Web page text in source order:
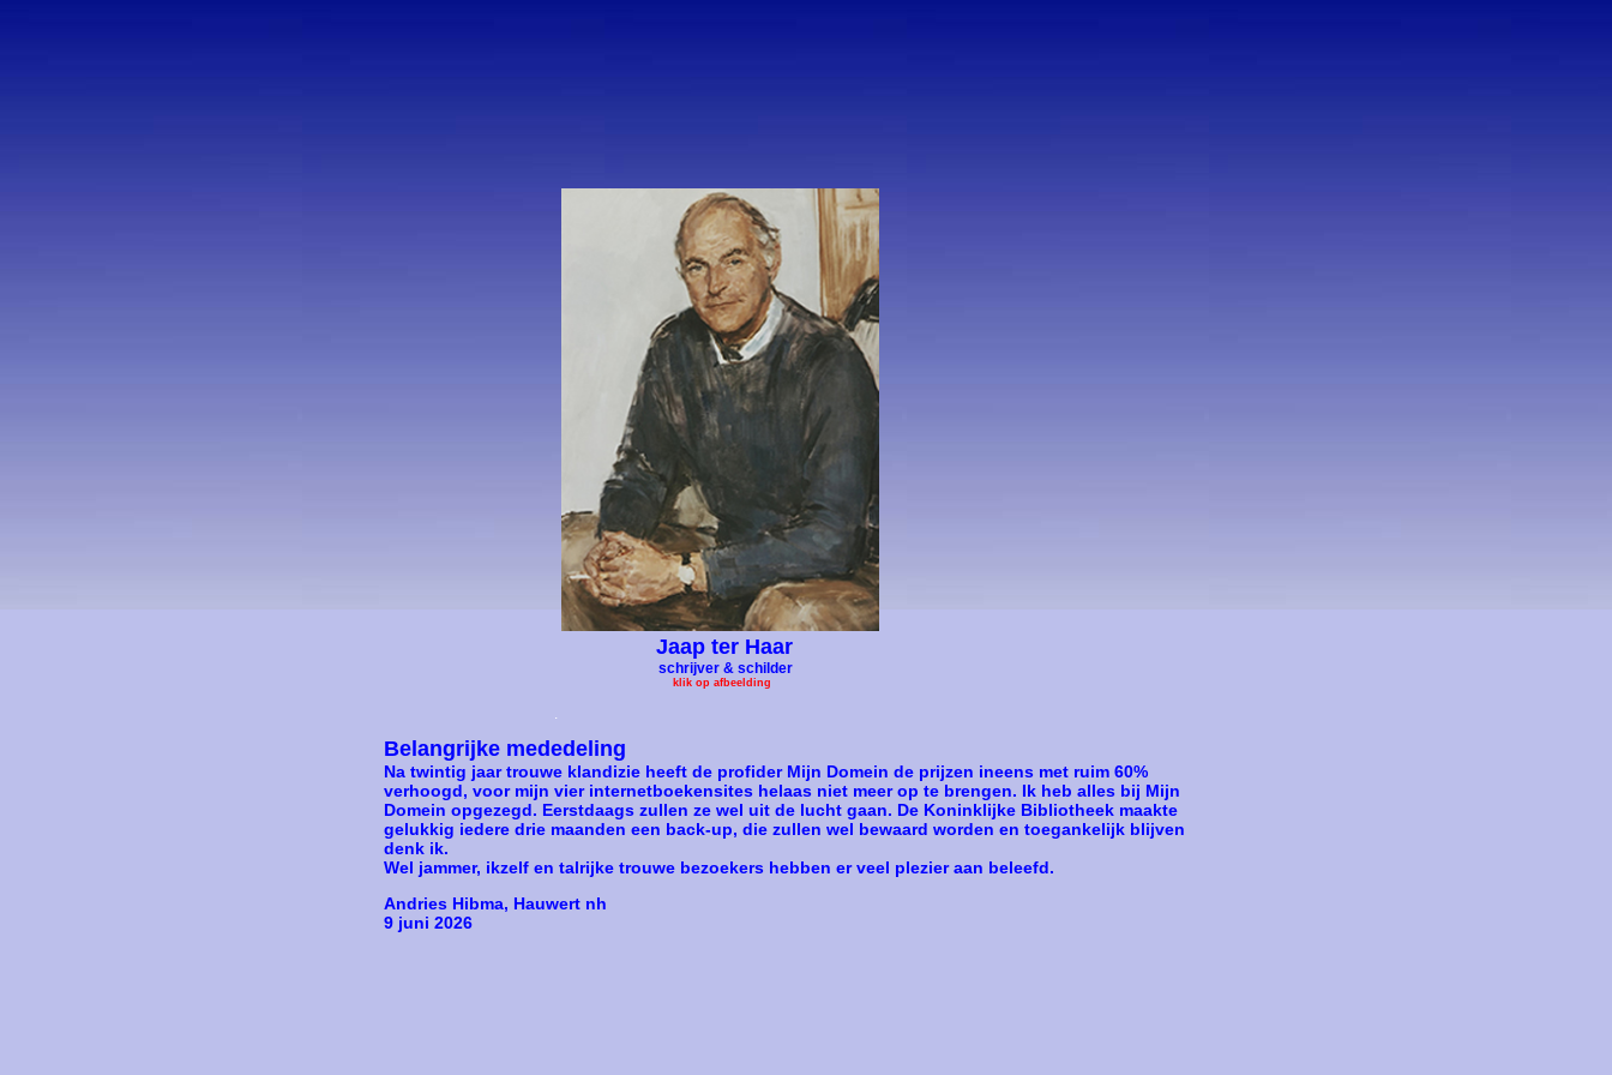
Jaap ter Haar
schrijver & schilder
klik op afbeelding
.
Belangrijke mededeling
Na twintig jaar trouwe klandizie heeft de profider Mijn Domein de prijzen ineens met ruim 60%
verhoogd, voor mijn vier internetboekensites helaas niet meer op te brengen. Ik heb alles bij Mijn
Domein opgezegd. Eerstdaags zullen ze wel uit de lucht gaan. De Koninklijke Bibliotheek maakte
gelukkig iedere drie maanden een back-up, die zullen wel bewaard worden en toegankelijk blijven
denk ik.
Wel jammer, ikzelf en talrijke trouwe bezoekers hebben er veel plezier aan beleefd.
Andries Hibma, Hauwert nh
9 juni 2026